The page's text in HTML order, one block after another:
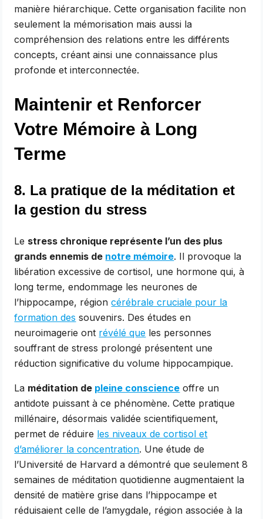
manière hiérarchique. Cette organisation facilite non
seulement la mémorisation mais aussi la
compréhension des relations entre les différents
concepts, créant ainsi une connaissance plus
profonde et interconnectée.
Maintenir et Renforcer
Votre Mémoire à Long
Terme
8. La pratique de la méditation et
la gestion du stress
Le stress chronique représente l’un des plus
grands ennemis de notre mémoire. Il provoque la
libération excessive de cortisol, une hormone qui, à
long terme, endommage les neurones de
l’hippocampe, régioncérébrale cruciale pour la
formation des souvenirs. Des études en
neuroimagerie ont révélé que les personnes
souffrant de stress prolongé présentent une
réduction significative du volume hippocampique.
La méditation de pleine conscience offre un
antidote puissant à ce phénomène. Cette pratique
millénaire, désormais validée scientifiquement,
permet de réduire les niveaux de cortisol et
d’améliorer la concentration. Une étude de
l’Université de Harvard a démontré que seulement 8
semaines de méditation quotidienne augmentaient la
densité de matière grise dans l’hippocampe et
réduisaient celle de l’amygdale, région associée à la